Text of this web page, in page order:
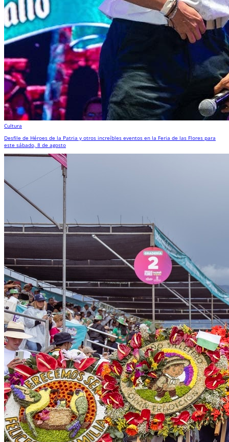
Cultura
Desfile de Héroes de la Patria y otros increíbles eventos en la Feria de las Flores para
este sábado, 8 de agosto